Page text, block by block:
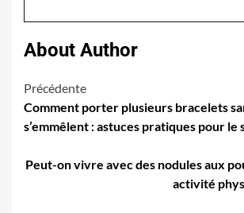
About Author
Navigation
d’article
Précédente
Comment porter plusieurs bracelets
s’emmêlent : astuces pratiques pour le
Peut-on vivre avec des nodules aux
activité